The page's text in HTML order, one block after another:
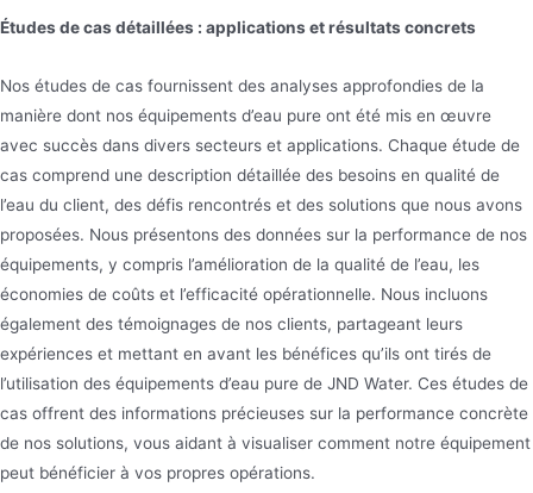
Études de cas détaillées : applications et résultats concrets
Nos études de cas fournissent des analyses approfondies de la
manière dont nos équipements d’eau pure ont été mis en œuvre
avec succès dans divers secteurs et applications. Chaque étude de
cas comprend une description détaillée des besoins en qualité de
l’eau du client, des défis rencontrés et des solutions que nous avons
proposées. Nous présentons des données sur la performance de nos
équipements, y compris l’amélioration de la qualité de l’eau, les
économies de coûts et l’efficacité opérationnelle. Nous incluons
également des témoignages de nos clients, partageant leurs
expériences et mettant en avant les bénéfices qu’ils ont tirés de
l’utilisation des équipements d’eau pure de JND Water. Ces études de
cas offrent des informations précieuses sur la performance concrète
de nos solutions, vous aidant à visualiser comment notre équipement
peut bénéficier à vos propres opérations.